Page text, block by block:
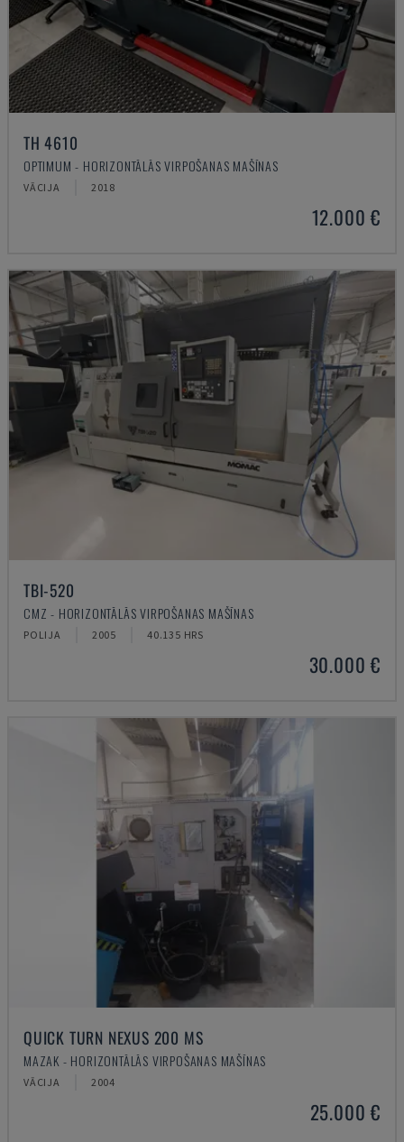
TH 4610
OPTIMUM - HORIZONTĀLĀS VIRPOŠANAS MAŠĪNAS
VĀCIJA 2018
12.000 €
TBI-520
CMZ - HORIZONTĀLĀS VIRPOŠANAS MAŠĪNAS
POLIJA 2005 40.135 HRS
30.000 €
QUICK TURN NEXUS 200 MS
MAZAK - HORIZONTĀLĀS VIRPOŠANAS MAŠĪNAS
VĀCIJA 2004
25.000 €